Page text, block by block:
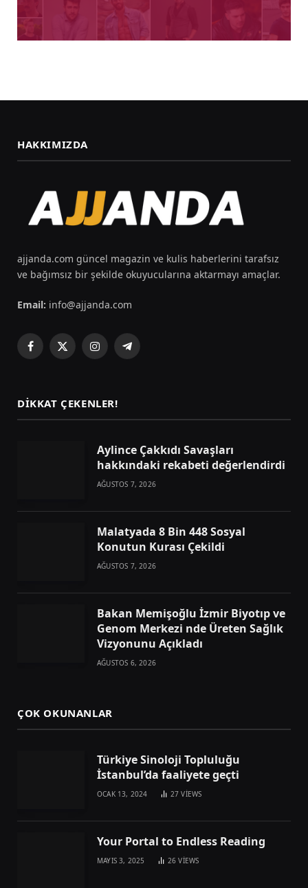
HAKKIMIZDA
ajjanda.com güncel magazin ve kulis haberlerini tarafsız
ve bağımsız bir şekilde okuyucularına aktarmayı amaçlar.
Email: info@ajjanda.com
Facebook
X
InstagramTelegram
DIKKAT ÇEKENLER!
Aylince Çakkıdı Savaşları
hakkındaki rekabeti değerlendirdi
AĞUSTOS 7, 2026
Malatyada 8 Bin 448 Sosyal
Konutun Kurası Çekildi
AĞUSTOS 7, 2026
Bakan Memişoğlu İzmir Biyotıp ve
Genom Merkezi nde Üreten Sağlık
Vizyonunu Açıkladı
AĞUSTOS 6, 2026
ÇOK OKUNANLAR
Türkiye Sinoloji Topluluğu
İstanbul’da faaliyete geçti
OCAK 13, 2024 27VIEWS
Your Portal to Endless Reading
MAYIS 3, 2025 26VIEWS